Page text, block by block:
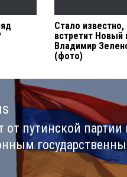
Стало известно,
встретит Новый
Владимир
(фото)
от путинской